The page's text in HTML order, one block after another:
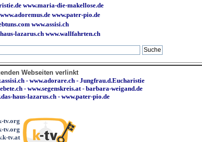
www.maria-die-makellose.de
www.adoremus.de www.pater-pio.de
www.assisi.ch
lazarus.ch www.wallfahrten.ch
Webseiten verlinkt
-www.adorare.ch -Jungfrau.d.Eucharistie
-www.segenskreis.at-barbara-weigand.de
haus-lazarus.ch - www.pater-pio.de
tv.org
tv.org
tv.at